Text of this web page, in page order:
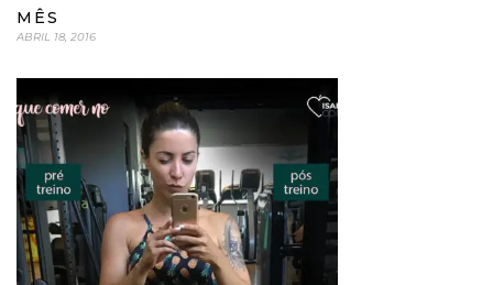
MÊS
ABRIL 18, 2016